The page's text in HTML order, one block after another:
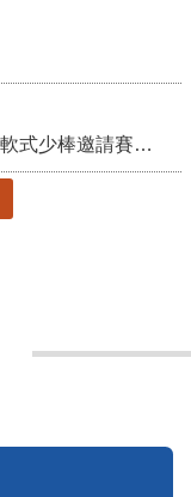
第二屆台灣火星人棒球大會暨U13全國軟式少棒邀請賽在苗栗舉辦